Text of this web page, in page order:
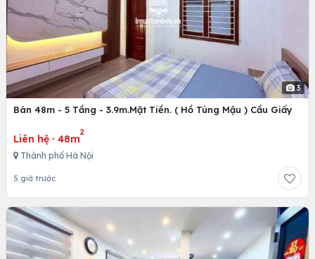
3
Bán 48m - 5 Tầng - 3.9m.Mặt Tiền. ( Hồ Tùng Mậu ) Cầu Giấy
Liên hệ · 48m
2
Thành phố Hà Nội
5 giờ trước